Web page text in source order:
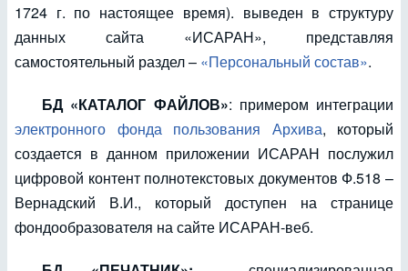
1724 г. по настоящее время). выведен в структуру
данных сайта «ИСАРАН», представляя
самостоятельный раздел – «Персональный состав».
БД «КАТАЛОГ ФАЙЛОВ»: примером интеграции
электронного фонда пользования Архива, который
создается в данном приложении ИСАРАН послужил
цифровой контент полнотекстовых документов Ф.518 –
Вернадский В.И., который доступен на странице
фондообразователя на сайте ИСАРАН-веб.